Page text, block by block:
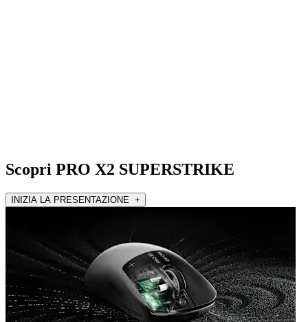
Scopri PRO X2 SUPERSTRIKE
INIZIA LA PRESENTAZIONE +